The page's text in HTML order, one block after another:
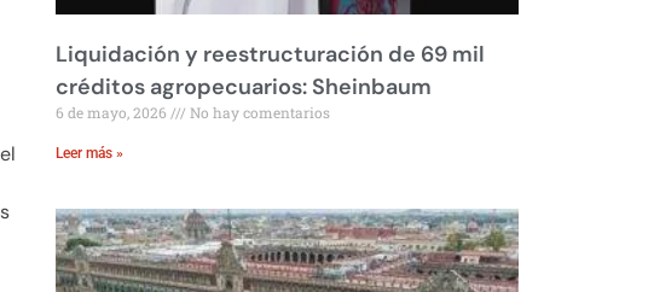
Liquidación y reestructuración de 69 mil
créditos agropecuarios: Sheinbaum
6 de mayo, 2026 No hay comentarios
Leer más »